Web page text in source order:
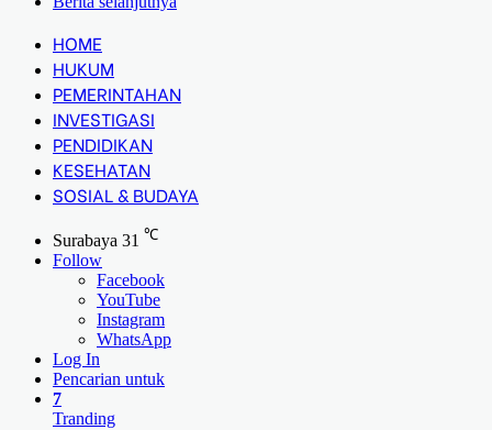
HOME
HUKUM
PEMERINTAHAN
INVESTIGASI
PENDIDIKAN
KESEHATAN
SOSIAL & BUDAYA
Surabaya 31 ℃
Follow
Facebook
YouTube
Instagram
WhatsApp
Log In
Pencarian untuk
7
Tranding